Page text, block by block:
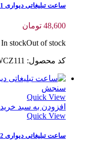
ساعت تبلیغاتی دیواری WCZ111
48,600 تومان
In stockOut of stock
کد محصول: WCZ111
سنجش
Quick View
افزودن به سبد خرید
Quick View
ساعت تبلیغاتی دیواری WCZ112